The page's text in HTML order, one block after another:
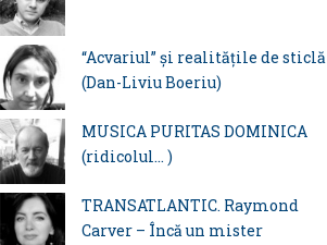
“Acvariul” și realitățile de sticlă
(Dan-Liviu Boeriu)
MUSICA PURITAS DOMINICA
(ridicolul… )
TRANSATLANTIC. Raymond
Carver – Încă un mister